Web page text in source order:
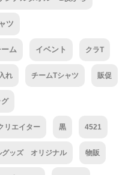
ツ
ム イベント クラT
れ チームTシャツ 販促
グ
リエイター 黒 4521
グッズ オリジナル 物販